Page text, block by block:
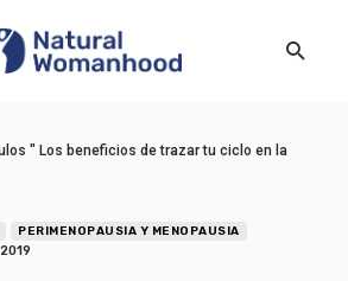
" Los beneficios de trazar tu ciclo en la
PERIMENOPAUSIA Y MENOPAUSIA